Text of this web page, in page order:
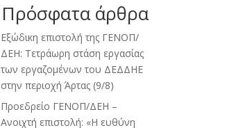
Πρόσφατα άρθρα
Εξώδικη επιστολή της ΓΕΝΟΠ/
ΔΕΗ: Τετράωρη στάση εργασίας
των εργαζομένων του ΔΕΔΔΗΕ
στην περιοχή Άρτας (9/8)
Προεδρείο ΓΕΝΟΠ/ΔΕΗ –
Ανοιχτή επιστολή: «Η ευθύνη